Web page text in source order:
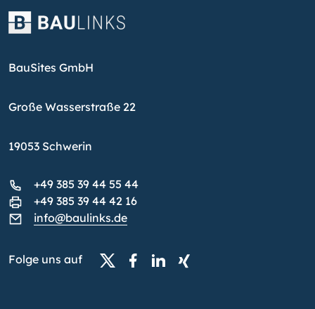
BauSites GmbH
Große Wasserstraße 22
19053 Schwerin
+49 385 39 44 55 44
+49 385 39 44 42 16
info@baulinks.de
Folge uns auf